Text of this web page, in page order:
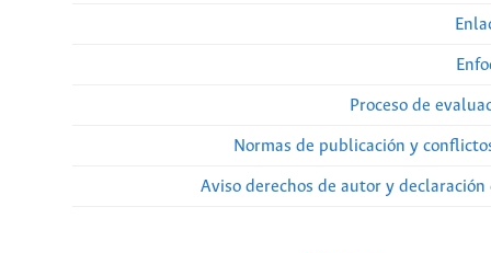
Proceso de
Normas de publicación y
Aviso derechos de autor y